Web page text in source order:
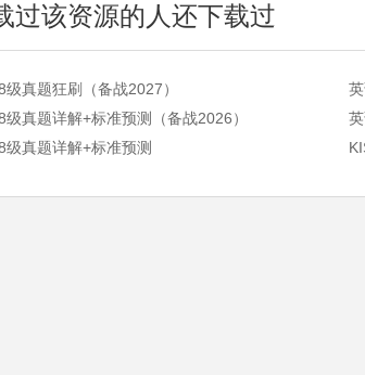
过该资源的人还下载过
级真题狂刷（备战2027）
级真题详解+标准预测（备战2026）
级真题详解+标准预测